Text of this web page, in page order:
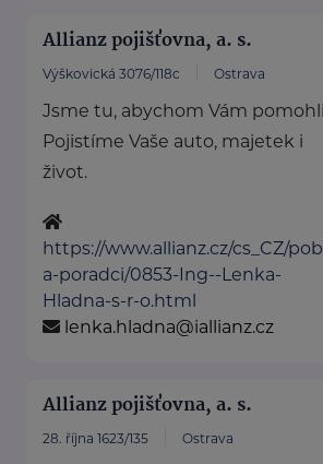
Allianz pojišťovna, a. s.
Výškovická 3076/118c Ostrava
Jsme tu, abychom Vám
Pojistíme Vaše auto, majetek i
život.
https://www.allianz.cz/cs_CZ/
a-poradci/0853-Ing--Lenka-
Hladna-s-r-o.html
lenka.hladna@iallianz.cz
Allianz pojišťovna, a. s.
28. října 1623/135 Ostrava